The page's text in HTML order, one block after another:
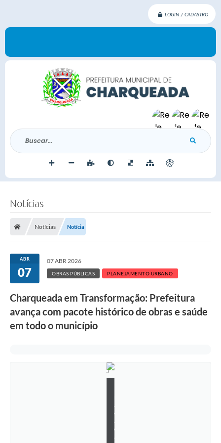
LOGIN / CADASTRO
Buscar...
Notícias
Notícias Notícia
ABR
07
07 ABR 2026
OBRAS PÚBLICAS PLANEJAMENTO URBANO
Charqueada em Transformação: Prefeitura
avança com pacote histórico de obras e saúde
em todo o município
a
ç
a
d
a